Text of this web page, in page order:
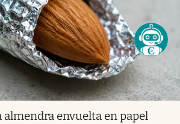
almendra envuelta en papel